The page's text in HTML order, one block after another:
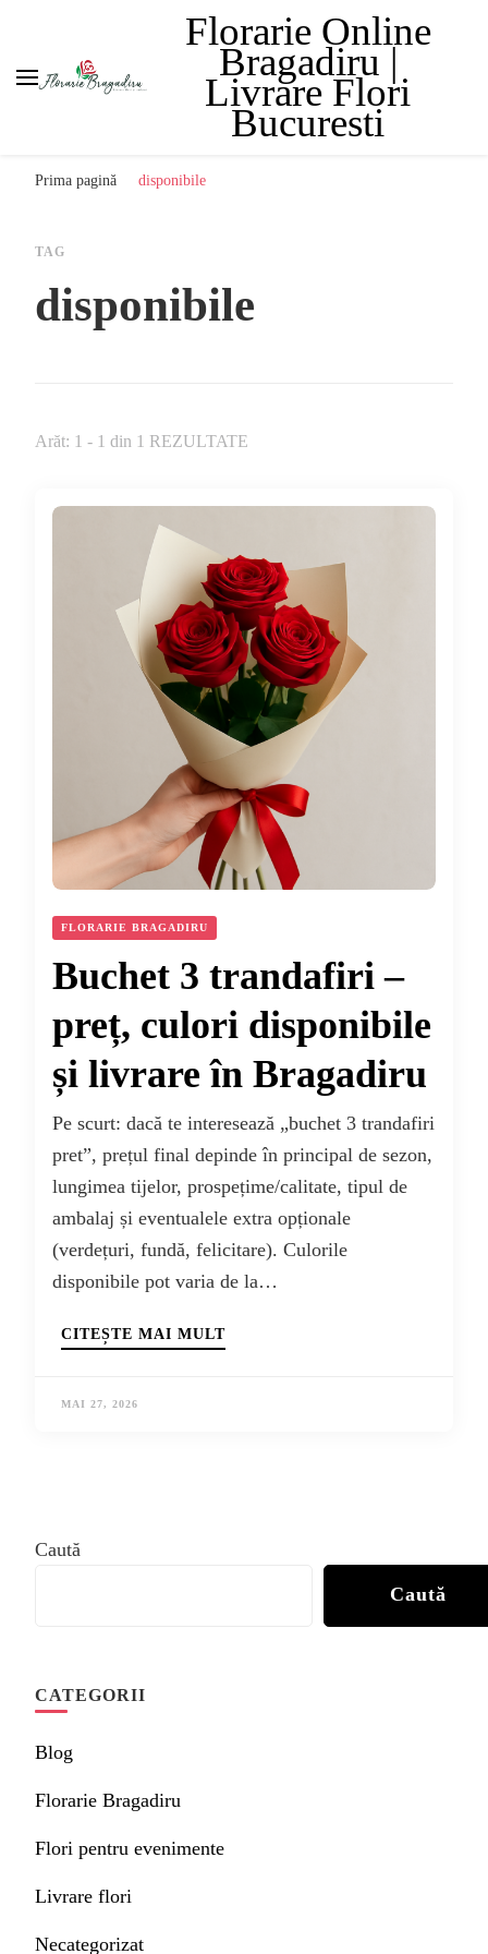
Florarie Online
Bragadiru |
Livrare Flori
Bucuresti
Prima pagină disponibile
TAG
disponibile
Arăt: 1 - 1 din 1 REZULTATE
FLORARIE BRAGADIRU
Buchet 3 trandafiri –
preț, culori disponibile
și livrare în Bragadiru
Pe scurt: dacă te interesează „buchet 3 trandafiri
pret”, prețul final depinde în principal de sezon,
lungimea tijelor, prospețime/calitate, tipul de
ambalaj și eventualele extra opționale
(verdețuri, fundă, felicitare). Culorile
disponibile pot varia de la…
CITEȘTE MAI MULT
MAI 27, 2026
Caută
Caută
CATEGORII
Blog
Florarie Bragadiru
Flori pentru evenimente
Livrare flori
Necategorizat